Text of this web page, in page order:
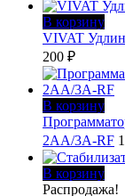
В корзину
VIVAT
200 ₽
В корзину
2AA/3A-RF
В корзину
Распродажа!